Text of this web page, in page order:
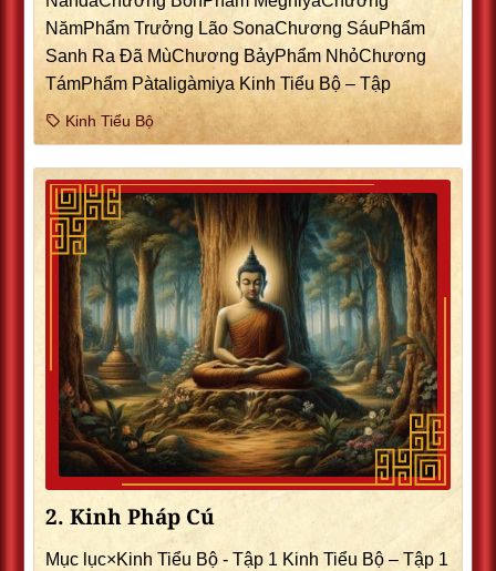
NămPhẩm Trưởng Lão SonaChương SáuPhẩm
Sanh Ra Ðã MùChương BảyPhẩm NhỏChương
TámPhẩm Pàtaligàmiya Kinh Tiểu Bộ – Tập
Kinh Tiểu Bộ
2. Kinh Pháp Cú
Mục lục×Kinh Tiểu Bộ - Tập 1 Kinh Tiểu Bộ – Tập 1